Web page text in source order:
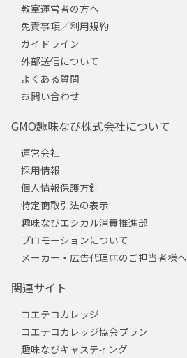
教室運営者の方へ
免責事項／利用規約
ガイドライン
外部送信について
よくある質問
お問い合わせ
GMO趣味なび株式会社について
運営会社
採用情報
個人情報保護方針
特定商取引法の表示
趣味なびエシカル消費推進部
プロモーションについて
メーカー・広告代理店のご担当者様へ
関連サイト
コエテコカレッジ
コエテコカレッジ協会プラン
趣味なびキャスティング